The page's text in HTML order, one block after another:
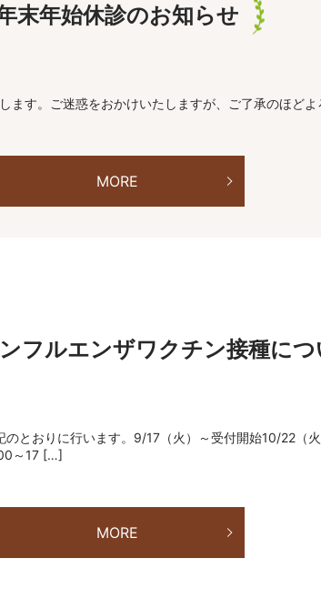
末年始休診のお知らせ
ます。ご迷惑をおかけいたしますが、ご了承のほど
MORE
フルエンザワクチン接種につ
とおりに行います。9/17（火）～受付開始10/22（
～17 […]
MORE